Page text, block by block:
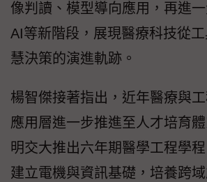
像判讀、模型導向應用，再進
AI等新階段，展現醫療科技從
慧決策的演進軌跡。
楊智傑接著指出，近年醫療與
應用層進一步推進至人才培育
明交大推出六年期醫學工程學
建立電機與資訊基礎，培養跨